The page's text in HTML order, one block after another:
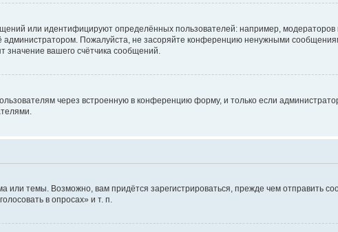
или идентифицируют определённых пользователей: например,
Пожалуйста, не засоряйте конференцию ненужными
вашего счётчика сообщений.
через встроенную в конференцию форму, и только если
темы. Возможно, вам придётся зарегистрироваться, прежде чем отправить
в опросах» и т. п.